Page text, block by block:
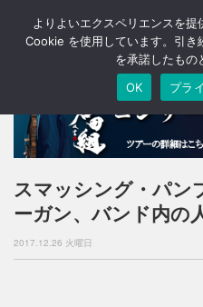
スマッシング・パン
ーガン、バンド内の
2017.12.26 火曜日
よりよいエクスペリエンスを
Cookie を使用しています。引
を承諾したもの
OK
プラ